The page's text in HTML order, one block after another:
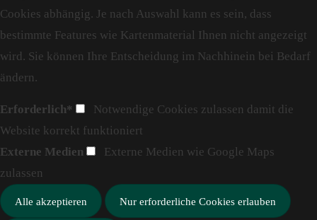
Cookies abhängig. Je nach Auswahl kann es sein, dass
bestimmte Features wie Kartenmaterial Ihnen nicht angezeigt
wird. Sie können Ihre Entscheidung im Nachhinein bei Bedarf
ändern.
Erforderlich*
Notwendige Cookies zulassen damit die
Website korrekt funktioniert
Externe Medien
Externe Medien wie Google Maps
zulassen